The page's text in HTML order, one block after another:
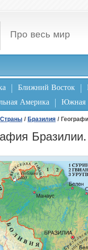
Про весь мир
Ближний Восток
Америка Южная
Страны / Бразилия /